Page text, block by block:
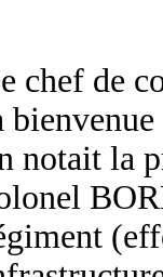
chef de
bienvenue
notait la